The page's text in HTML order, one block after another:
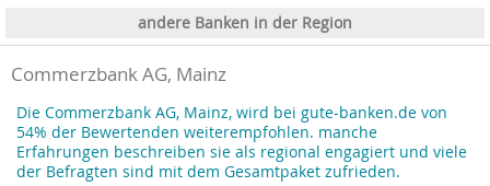
andere Banken in der Region
Commerzbank AG, Mainz
Die Commerzbank AG, Mainz, wird bei gute-banken.de von
54% der Bewertenden weiterempfohlen. manche
Erfahrungen beschreiben sie als regional engagiert und viele
der Befragten sind mit dem Gesamtpaket zufrieden.